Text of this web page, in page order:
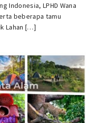
Indonesia, LPHD Wana
beberapa tamu
Lahan […]